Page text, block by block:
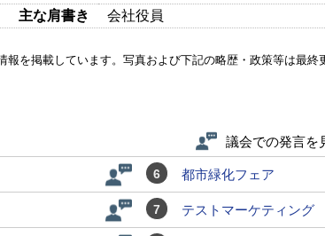
主な肩書き
会社役員
報を掲載しています。写真および下記の略歴・政策等は最終
議会での発言を
6 都市緑化フェア
7 テストマーケティング